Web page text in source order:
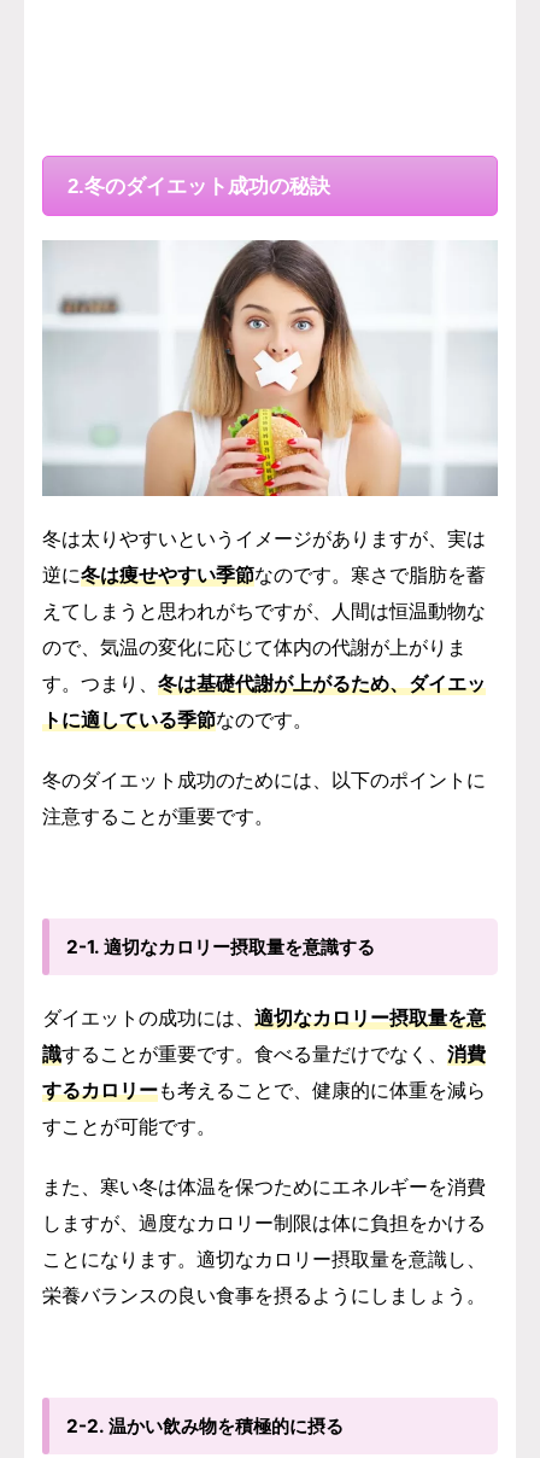
2.冬のダイエット成功の秘訣
冬は太りやすいというイメージがありますが、実は
逆に冬は痩せやすい季節なのです。寒さで脂肪を蓄
えてしまうと思われがちですが、人間は恒温動物な
ので、気温の変化に応じて体内の代謝が上がりま
す。つまり、 冬は基礎代謝が上がるため、ダイエッ
トに適している季節なのです。
冬のダイエット成功のためには、以下のポイントに
注意することが重要です。
2-1. 適切なカロリー摂取量を意識する
ダイエットの成功には、 適切なカロリー摂取量を意
識することが重要です。食べる量だけでなく、 消費
するカロリーも考えることで、健康的に体重を減ら
すことが可能です。
また、寒い冬は体温を保つためにエネルギーを消費
しますが、過度なカロリー制限は体に負担をかける
ことになります。適切なカロリー摂取量を意識し、
栄養バランスの良い食事を摂るようにしましょう。
2-2. 温かい飲み物を積極的に摂る